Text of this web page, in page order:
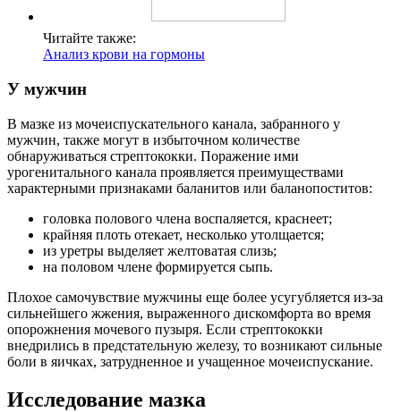
Читайте также:
Анализ крови на гормоны
У мужчин
В мазке из мочеиспускательного канала, забранного у
мужчин, также могут в избыточном количестве
обнаруживаться стрептококки. Поражение ими
урогенитального канала проявляется преимуществами
характерными признаками баланитов или баланопоститов:
головка полового члена воспаляется, краснеет;
крайняя плоть отекает, несколько утолщается;
из уретры выделяет желтоватая слизь;
на половом члене формируется сыпь.
Плохое самочувствие мужчины еще более усугубляется из-за
сильнейшего жжения, выраженного дискомфорта во время
опорожнения мочевого пузыря. Если стрептококки
внедрились в предстательную железу, то возникают сильные
боли в яичках, затрудненное и учащенное мочеиспускание.
Исследование мазка